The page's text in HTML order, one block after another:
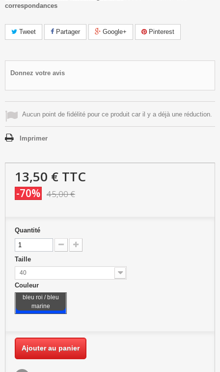
correspondances
Tweet Partager Google+ Pinterest
Donnez votre avis
Aucun point de fidélité pour ce produit car il y a déjà une réduction.
Imprimer
13,50 € TTC
-70% 45,00 €
Quantité
Taille
40
Couleur
bleu roi / bleu
marine
Ajouter au panier